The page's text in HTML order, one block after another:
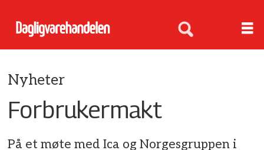
Nyheter
Forbrukermakt
På et møte med Ica og Norgesgruppen i